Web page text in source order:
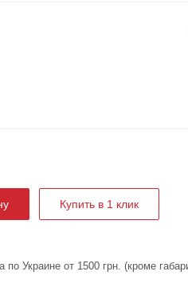
Купить в 1 клик
по Украине от 1500 грн. (кроме